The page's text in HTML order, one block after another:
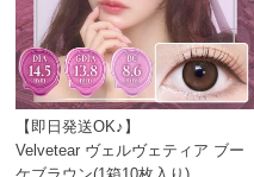
【即日発送OK♪】
Velvetear ヴェルヴェティア ブー